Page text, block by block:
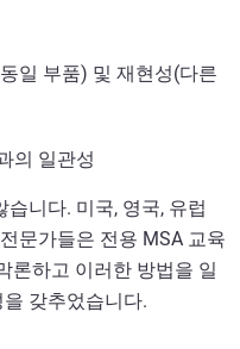
일 부품) 및 재현성(다른
의 일관성
니다. 미국, 영국, 유럽
문가들은 전용 MSA 교육
론하고 이러한 방법을 일
갖추었습니다.